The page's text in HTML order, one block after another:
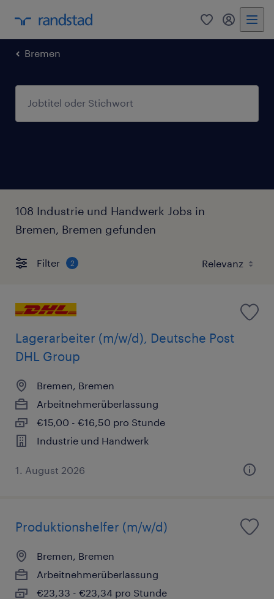
0 Mein
Bremen
108 Industrie und Handwerk Jobs in
Bremen, Bremen gefunden
Filter 2
Lagerarbeiter (m/w/d), Deutsche Post
DHL Group
Bremen, Bremen
Arbeitnehmerüberlassung
€15,00 - €16,50 pro Stunde
Industrie und Handwerk
1. August 2026
Produktionshelfer (m/w/d)
Bremen, Bremen
Arbeitnehmerüberlassung
€23,33 - €23,34 pro Stunde